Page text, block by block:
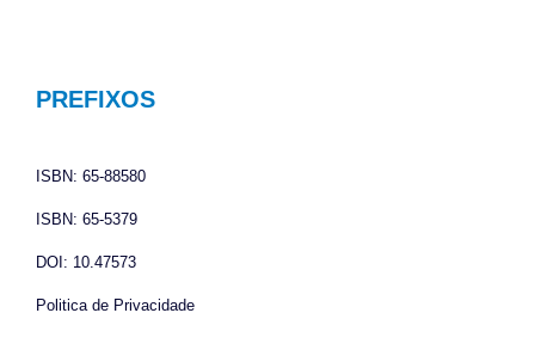
o
k
g
a
m
PREFIXOS
ISBN: 65-88580
ISBN: 65-5379
DOI: 10.47573
Politica de Privacidade